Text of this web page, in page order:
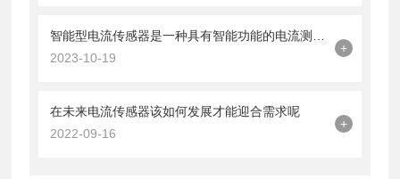
2023-10-19
+
在未来电流传感器该如何发展才能迎合需求呢
2022-09-16
+